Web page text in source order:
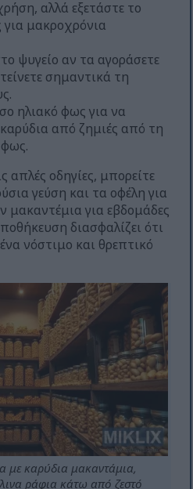
αλλά εξετάστε το
μακροχρόνια
ψυγείο αν τα αγοράσετε
σημαντικά τη
ηλιακό φως για να
από ζημιές από τη
απλές οδηγίες, μπορείτε
γεύση και τα οφέλη για
μακαντέμια για εβδομάδες
διασφαλίζει ότι
νόστιμο και θρεπτικό
με καρύδια μακαντάμια,
ράφια κάτω από ζεστό